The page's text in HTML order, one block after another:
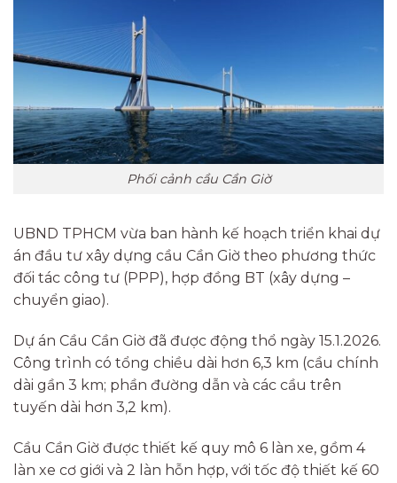
Phối cảnh cầu Cần Giờ
UBND TPHCM vừa ban hành kế hoạch triển khai dự
án đầu tư xây dựng cầu Cần Giờ theo phương thức
đối tác công tư (PPP), hợp đồng BT (xây dựng –
chuyển giao).
Dự án Cầu Cần Giờ đã được động thổ ngày 15.1.2026.
Công trình có tổng chiều dài hơn 6,3 km (cầu chính
dài gần 3 km; phần đường dẫn và các cầu trên
tuyến dài hơn 3,2 km).
Cầu Cần Giờ được thiết kế quy mô 6 làn xe, gồm 4
làn xe cơ giới và 2 làn hỗn hợp, với tốc độ thiết kế 60